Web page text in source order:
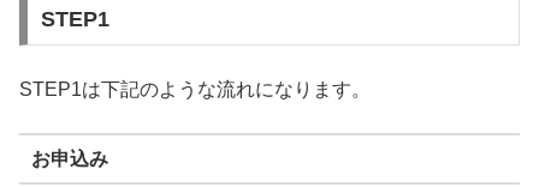
STEP1
STEP1は下記のような流れになります。
お申込み